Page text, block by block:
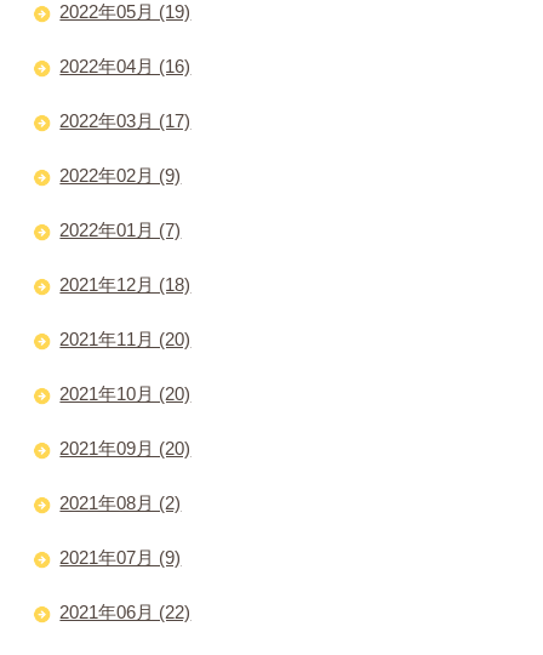
2022年05月 (19)
2022年04月 (16)
2022年03月 (17)
2022年02月 (9)
2022年01月 (7)
2021年12月 (18)
2021年11月 (20)
2021年10月 (20)
2021年09月 (20)
2021年08月 (2)
2021年07月 (9)
2021年06月 (22)